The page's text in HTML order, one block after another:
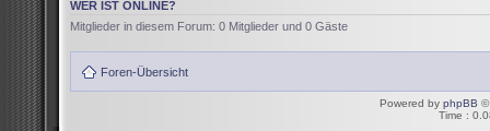
WER IST ONLINE?
Mitglieder in diesem Forum: 0 Mitglieder und 0 Gäste
Foren-Übersicht
Powered by phpBB ©
Time :